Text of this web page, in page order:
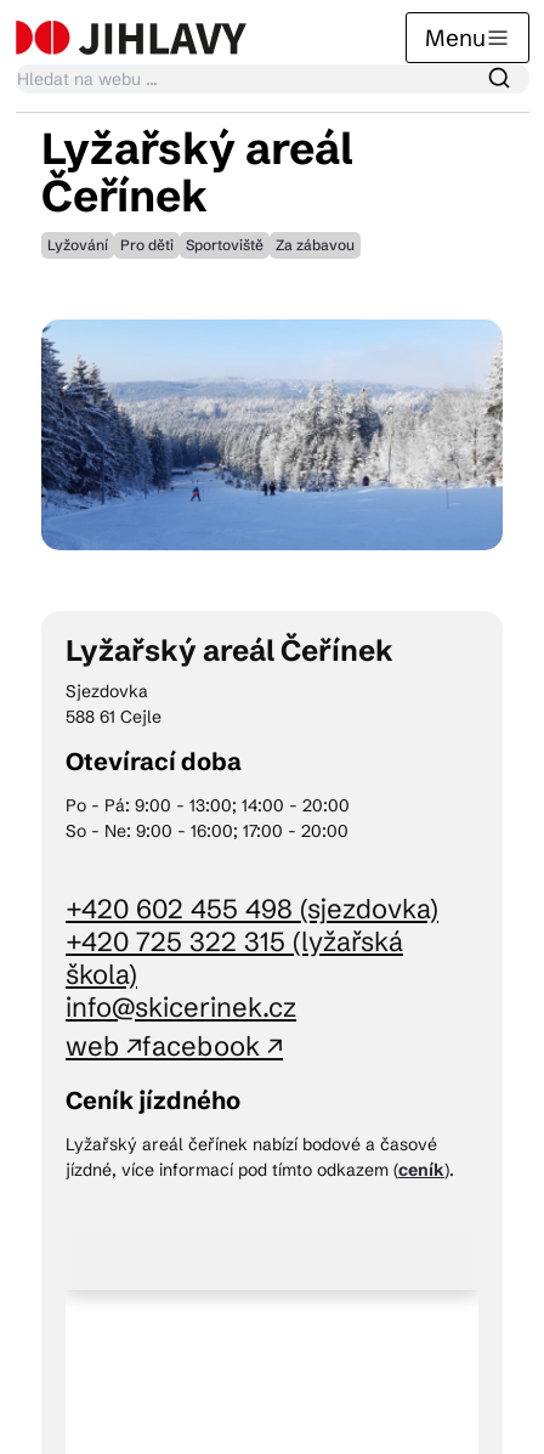
Menu
Kalendář akcí
Tradiční akce
Články
Suvenýry
Praktické info
Lyžařský areál
Čeřínek
Lyžování Pro děti Sportoviště Za zábavou
Lyžařský areál Čeřínek
Sjezdovka
588 61 Cejle
Otevírací doba
Po - Pá: 9:00 - 13:00; 14:00 - 20:00
So - Ne: 9:00 - 16:00; 17:00 - 20:00
+420 602 455 498 (sjezdovka)
+420 725 322 315 (lyžařská
škola)
info@skicerinek.cz
web ↗facebook ↗
Ceník jízdného
Lyžařský areál čeřínek nabízí bodové a časové
jízdné, více informací pod tímto odkazem (ceník).